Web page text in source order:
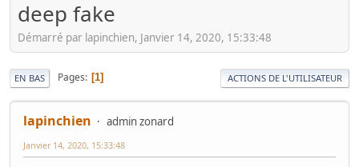
deep fake
Démarré par lapinchien, Janvier 14, 2020, 15:33:48
EN BAS Pages 1 ACTIONS DE L'UTILISATEUR
lapinchien admin zonard
Janvier 14, 2020, 15:33:48